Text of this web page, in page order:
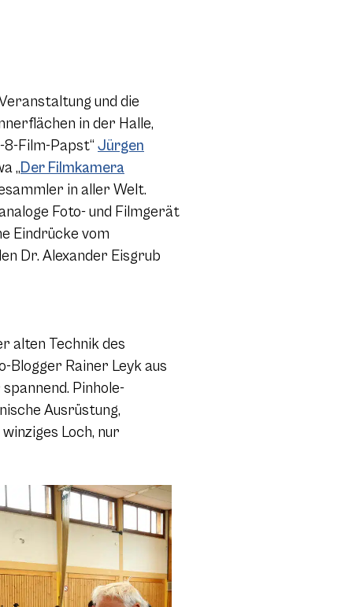
und die
in der Halle,
Film-Papst“ Jürgen
„Der Filmkamera
in aller Welt.
Foto- und Filmgerät
Eindrücke vom
Dr. Alexander Eisgrub
alten Technik des
Blogger Rainer Leyk aus
Pinhole-
Ausrüstung,
Loch, nur